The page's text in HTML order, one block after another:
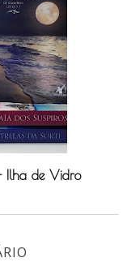
Ilha de Vidro